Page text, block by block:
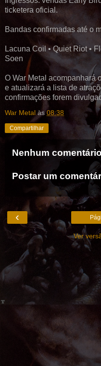
ticketera oficial.
Bandas confirmadas até o
Lacuna Coil • Quiet Riot •
Soen
O War Metal acompanhará
e atualizará a lista de
confirmações forem
War Metal às08:38
Compartilhar
Nenhum
Postar um
‹
Ver